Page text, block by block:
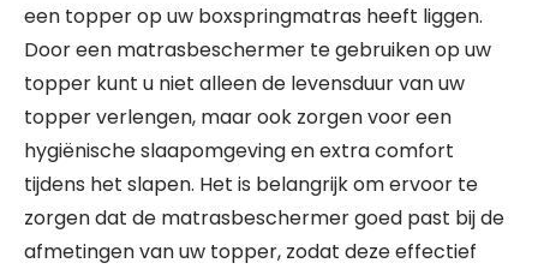
een topper op uw boxspringmatras heeft liggen.
Door een matrasbeschermer te gebruiken op uw
topper kunt u niet alleen de levensduur van uw
topper verlengen, maar ook zorgen voor een
hygiënische slaapomgeving en extra comfort
tijdens het slapen. Het is belangrijk om ervoor te
zorgen dat de matrasbeschermer goed past bij de
afmetingen van uw topper, zodat deze effectief